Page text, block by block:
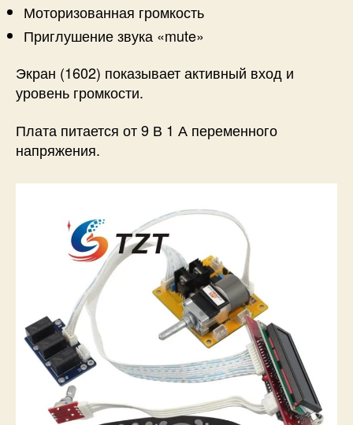
Моторизованная громкость
Приглушение звука «mute»
Экран (1602) показывает активный вход и
уровень громкости.
Плата питается от 9 В 1 А переменного
напряжения.